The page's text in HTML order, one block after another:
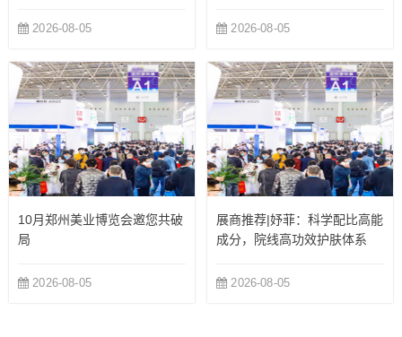
2026-08-05 2026-08-05
10月郑州美业博览会邀您共破
局
2026-08-05
展商推荐|妤菲：科学配比高能
成分，院线高功效护肤体系
2026-08-05